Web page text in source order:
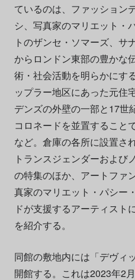
ているのは、ファッション
シ、写真家のマリエット・
トのザンセ・ソマーズ、サ
からロンドン東部の豊かな
術・社会活動を明らかにす
ップラー地区にあった元住
デンズの外壁の一部と17世
コロネードを並置すること
など。倉庫の各所に設置さ
トランスジェンダーおよび
の特集のほか、アートファ
真家のマリエット・パシー
ドが支援するアーティスト
を紹介する。
同館の敷地内には「デヴィ
開館する。これは2023年2